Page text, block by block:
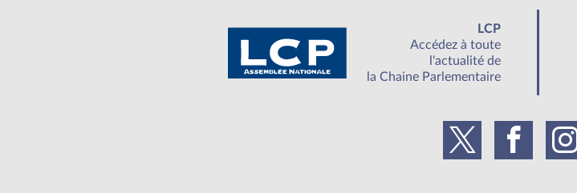
LCP
Accédez à toute
l'actualité de
la Chaine Parlementaire